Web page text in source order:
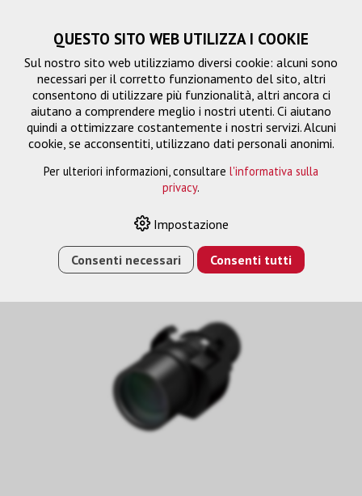
QUESTO SITO WEB UTILIZZA I COOKIE
Sul nostro sito web utilizziamo diversi cookie: alcuni sono
necessari per il corretto funzionamento del sito, altri
consentono di utilizzare più funzionalità, altri ancora ci
aiutano a comprendere meglio i nostri utenti. Ci aiutano
quindi a ottimizzare costantemente i nostri servizi. Alcuni
cookie, se acconsentiti, utilizzano dati personali anonimi.
Per ulteriori informazioni, consultare l'informativa sulla
privacy.
Impostazione
Consenti necessari Consenti tutti